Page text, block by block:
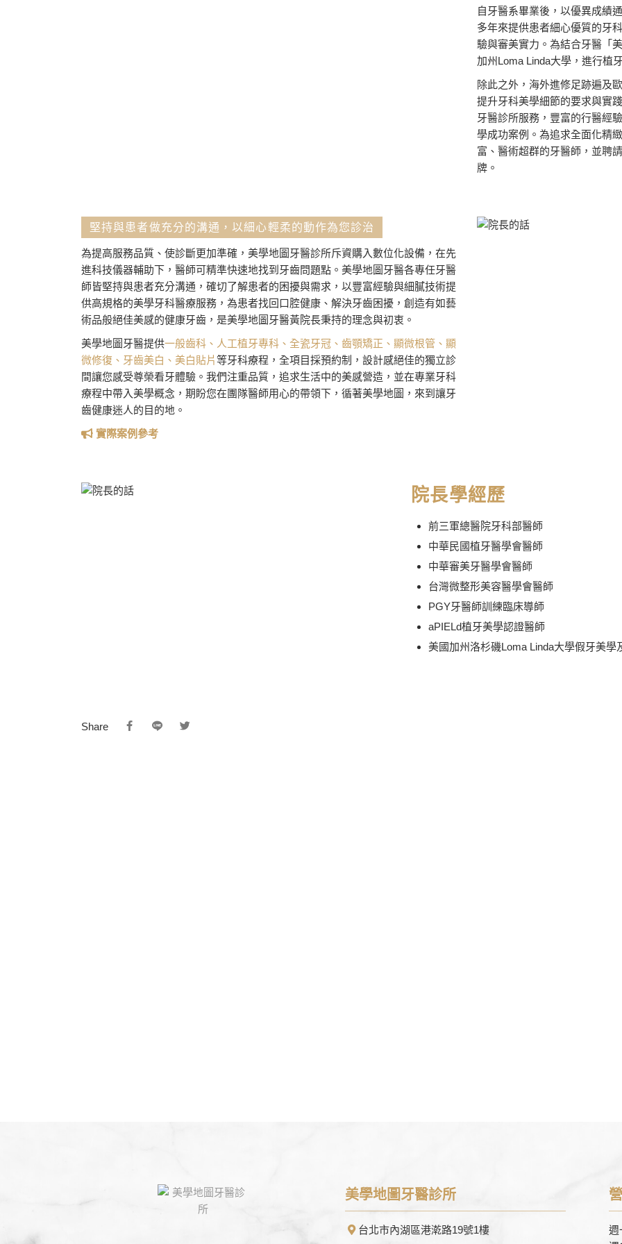
自牙醫系畢業後，以優異成績
多年來提供患者細心優質的牙
驗與審美實力。為結合牙醫「
加州Loma Linda大學，進行植
除此之外，海外進修足跡遍及
提升牙科美學細節的要求與實
牙醫診所服務，豐富的行醫經
學成功案例。為追求全面化精
富、醫術超群的牙醫師，並聘
牌。
堅持與患者做充分的溝通，以細心輕柔的動作為您診治
為提高服務品質、使診斷更加準確，美學地圖牙醫診所斥資購入數位化設備，在先
進科技儀器輔助下，醫師可精準快速地找到牙齒問題點。美學地圖牙醫各專任牙醫
師皆堅持與患者充分溝通，確切了解患者的困擾與需求，以豐富經驗與細膩技術提
供高規格的美學牙科醫療服務，為患者找回口腔健康、解決牙齒困擾，創造有如藝
術品般絕佳美感的健康牙齒，是美學地圖牙醫黃院長秉持的理念與初衷。
美學地圖牙醫提供一般齒科、人工植牙專科、全瓷牙冠、齒顎矯正、顯微根管、顯
微修復、牙齒美白、美白貼片等牙科療程，全項目採預約制，設計感絕佳的獨立診
間讓您感受尊榮看牙體驗。我們注重品質，追求生活中的美感營造，並在專業牙科
療程中帶入美學概念，期盼您在團隊醫師用心的帶領下，循著美學地圖，來到讓牙
齒健康迷人的目的地。
實際案例參考
院長學經歷
前三軍總醫院牙科部醫師
中華民國植牙醫學會醫師
中華審美牙醫學會醫師
台灣微整形美容醫學會醫師
PGY牙醫師訓練臨床導師
aPIELd植牙美學認證醫師
美國加州洛杉磯Loma Linda大學假牙美學
Share
美學地圖牙醫診所
台北市內湖區港漧路19號1樓
週